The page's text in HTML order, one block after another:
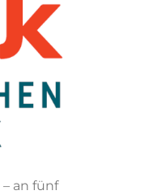
– an fünf